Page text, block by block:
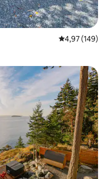
4,97 av 5 i
4,97 (149)